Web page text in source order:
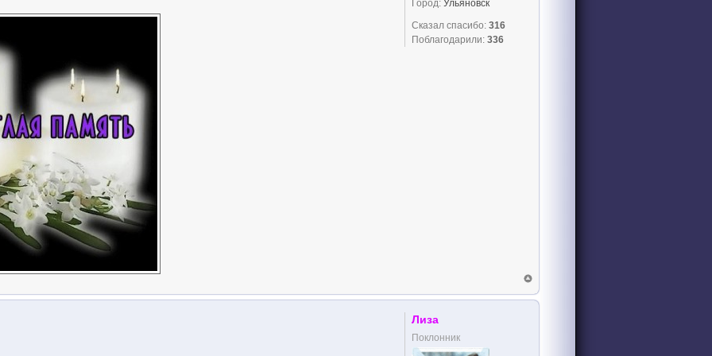
Город: Ульяновск
Сказал спасибо: 316
Поблагодарили: 336
Лиза
Поклонник